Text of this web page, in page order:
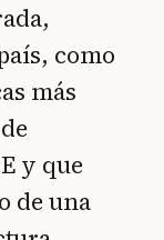
como
más
y que
de una